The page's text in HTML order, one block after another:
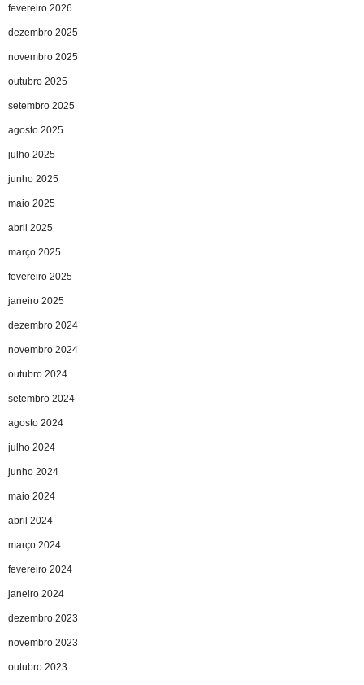
fevereiro 2026
dezembro 2025
novembro 2025
outubro 2025
setembro 2025
agosto 2025
julho 2025
junho 2025
maio 2025
abril 2025
março 2025
fevereiro 2025
janeiro 2025
dezembro 2024
novembro 2024
outubro 2024
setembro 2024
agosto 2024
julho 2024
junho 2024
maio 2024
abril 2024
março 2024
fevereiro 2024
janeiro 2024
dezembro 2023
novembro 2023
outubro 2023